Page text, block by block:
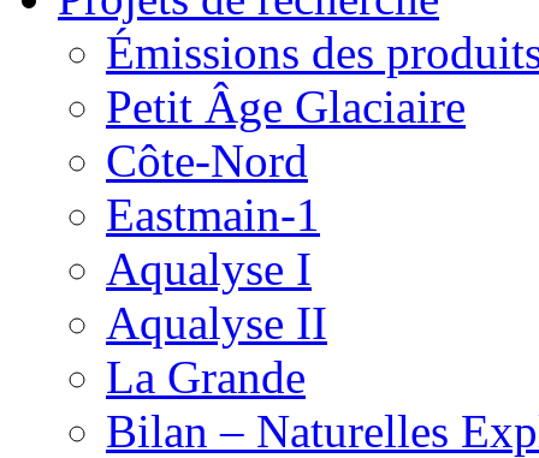
Émissions des
Petit Âge Glaciaire
Côte-Nord
Eastmain-1
Aqualyse I
Aqualyse II
La Grande
Bilan – Naturelles